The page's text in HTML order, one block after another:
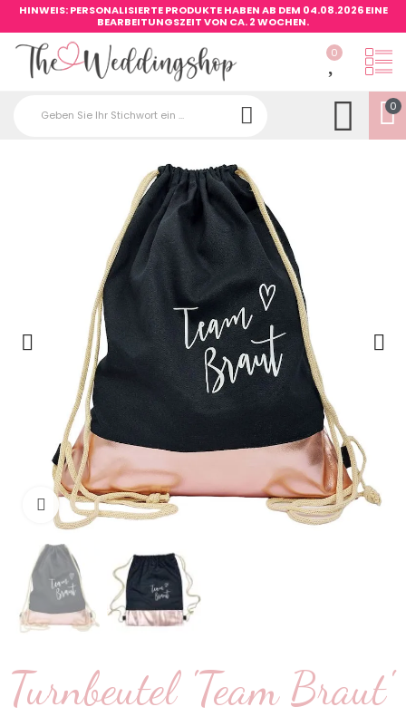
HINWEIS: PERSONALISIERTE PRODUKTE HABEN AB DEM 04.08.2026 EINE
BEARBEITUNGSZEIT VON CA. 2 WOCHEN.
0
0
klicken um zu vergrößern
Turnbeutel 'Team Braut'